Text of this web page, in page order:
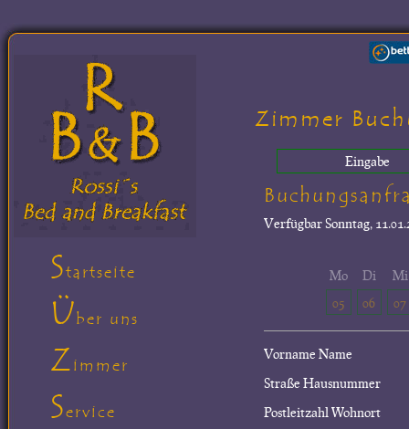
Zimmer
Eingabe
VerfügbarSonntag,
Mo
05
Di
06
Mi
07
Vorname Name
Straße Hausnummer
Postleitzahl Wohnort
Startseite
Über uns
Zimmer
Service